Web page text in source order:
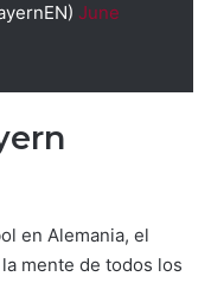
June
en Alemania, el
mente de todos los